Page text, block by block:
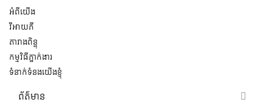
អំពីយើង
វីអាយភី
តារាងពិន្ទុ
កម្មវិធីភ្នាក់ងារ
ទំនាក់ទំនងយើងខ្ញុំ
ព័ត៌មាន